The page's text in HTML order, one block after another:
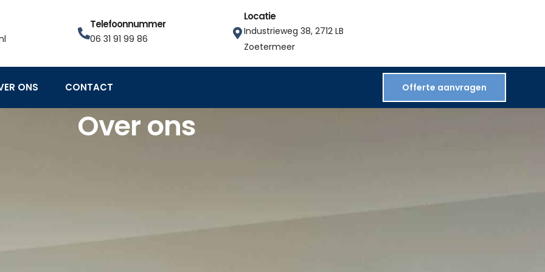
Telefoonnummer
06 31 91 99 86
Locatie
Industrieweg 38, 2712 LB
Zoetermeer
ONS CONTACT Offerte aanvragen
Over ons